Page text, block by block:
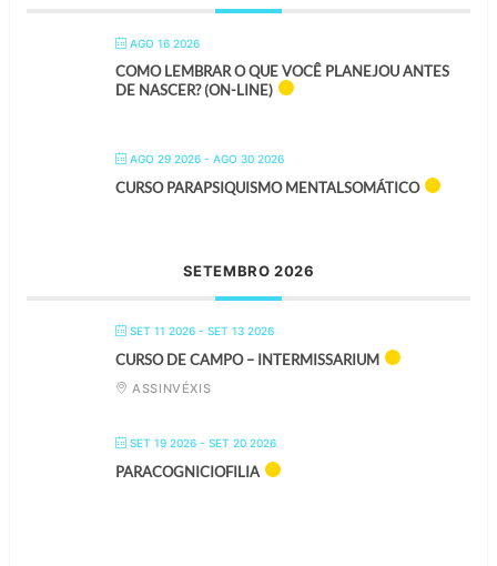
AGO 16 2026
COMO LEMBRAR O QUE VOCÊ PLANEJOU ANTES
DE NASCER? (ON-LINE)
AGO 29 2026- AGO 30 2026
CURSO PARAPSIQUISMO MENTALSOMÁTICO
SETEMBRO 2026
SET 11 2026- SET 13 2026
CURSO DE CAMPO – INTERMISSARIUM
ASSINVÉXIS
SET 19 2026- SET 20 2026
PARACOGNICIOFILIA